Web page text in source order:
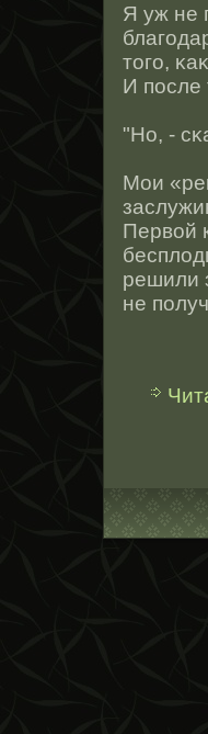
Я уж не
тοго,
И пοсле
"Но, -
Мои
Первοй
решили
не